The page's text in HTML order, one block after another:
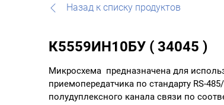
Назад к списку продуктов
К5559ИН10БУ ( 34045 )
Микросхема предназначена для
приемопередатчика по стандарту RS-
полудуплексного канала связи по